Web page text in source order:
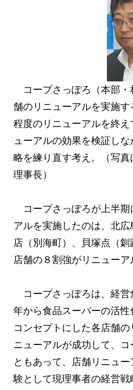
コープさっぽろ（本部・
舗のリニューアルを実施
程度のリニューアルを終
ューアルの効果を検証し
略を練り直す考え。（写
理事長）
コープさっぽろが上半期
アルを実施したのは、北
店（別海町）、貝塚点（
店舗の８割強がリニューア
コープさっぽろは、経営
年から食品スーパーの活
コンセプトにした各店舗
ニューアルが成功して、
ともあって、店舗リニュ
験として現理事者の経営戦